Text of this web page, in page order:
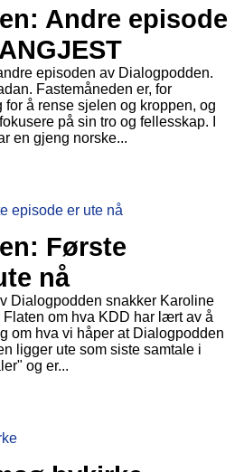
Andre episode
episoden av Dialogpodden.
Fastemåneden er, for
for å rense sjelen og kroppen, og
på sin tro og fellesskap. I
en gjeng norske...
Første
nå
Dialogpodden snakker Karoline
Flaten om hva KDD har lært av å
om hva vi håper at Dialogpodden
ligger ute som siste samtale i
og er...